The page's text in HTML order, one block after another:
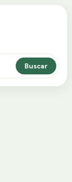
Buscar